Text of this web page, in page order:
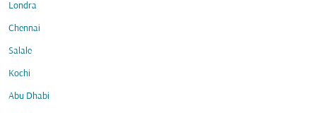
Londra
Chennai
Salale
Kochi
Abu Dhabi